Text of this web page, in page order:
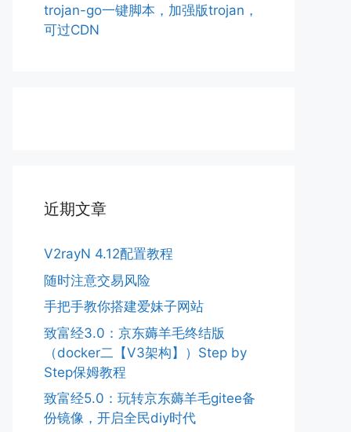
trojan-go一键脚本，加强版trojan，
可过CDN
近期文章
V2rayN 4.12配置教程
随时注意交易风险
手把手教你搭建爱妹子网站
致富经3.0：京东薅羊毛终结版
（docker二【V3架构】）Step by
Step保姆教程
致富经5.0：玩转京东薅羊毛gitee备
份镜像，开启全民diy时代